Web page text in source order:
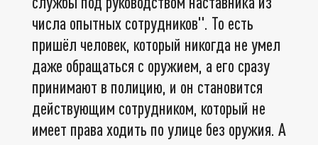
числа опытных сотрудников". То есть
пришёл человек, который никогда не умел
даже обращаться с оружием, а его сразу
принимают в полицию, и он становится
действующим сотрудником, который не
имеет права ходить по улице без оружия. А